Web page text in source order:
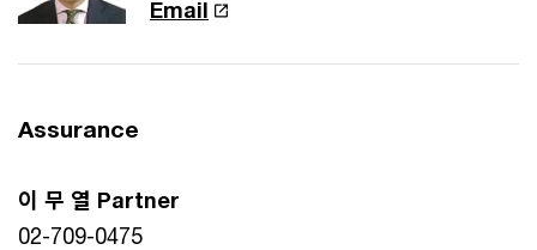
Email
Assurance
이 무 열 Partner
02-709-0475